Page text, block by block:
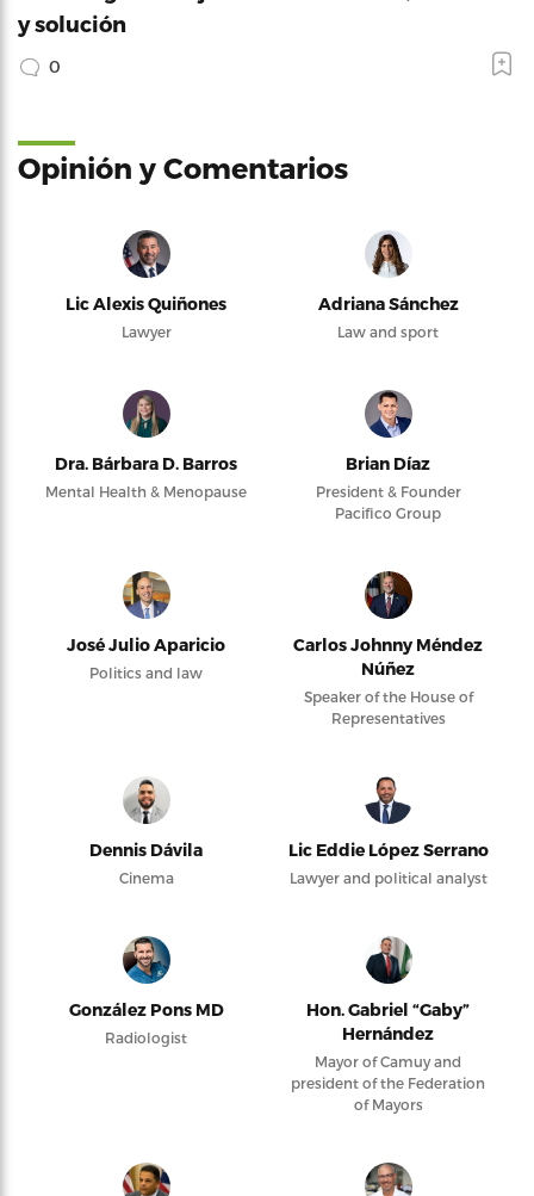
y solución
0
Opinión y Comentarios
Lic Alexis Quiñones
Lawyer
Adriana Sánchez
Law and sport
Dra. Bárbara D. Barros
Mental Health & Menopause
Brian Díaz
President & Founder
Pacifico Group
José Julio Aparicio
Politics and law
Carlos Johnny Méndez
Núñez
Speaker of the House of
Representatives
Dennis Dávila
Cinema
Lic Eddie López Serrano
Lawyer and political analyst
González Pons MD
Radiologist
Hon. Gabriel “Gaby”
Hernández
Mayor of Camuy and
president of the Federation
of Mayors